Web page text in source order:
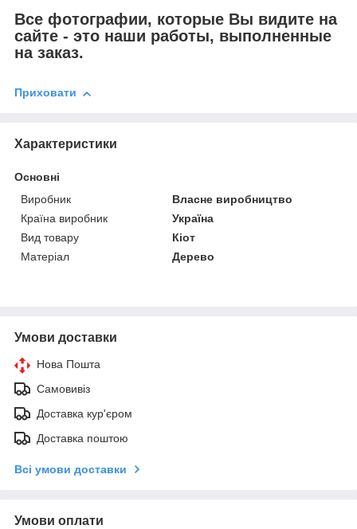
Все фотографии, которые Вы видите на
сайте - это наши работы, выполненные
на заказ.
Приховати
Характеристики
Основні
Виробник
Власне виробництво
Країна виробник
Україна
Вид товару
Кіот
Матеріал
Дерево
Умови доставки
Нова Пошта
Самовивіз
Доставка кур'єром
Доставка поштою
Всі умови доставки
Умови оплати